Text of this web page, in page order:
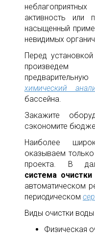
активность или
насыщенный
невидимых
Перед
произведем
химический
бассейна.
Закажите
сэкономите
Наиболее
оказываем
проекта. В
система
автоматическом
периодическом
Виды очистки
Физическая